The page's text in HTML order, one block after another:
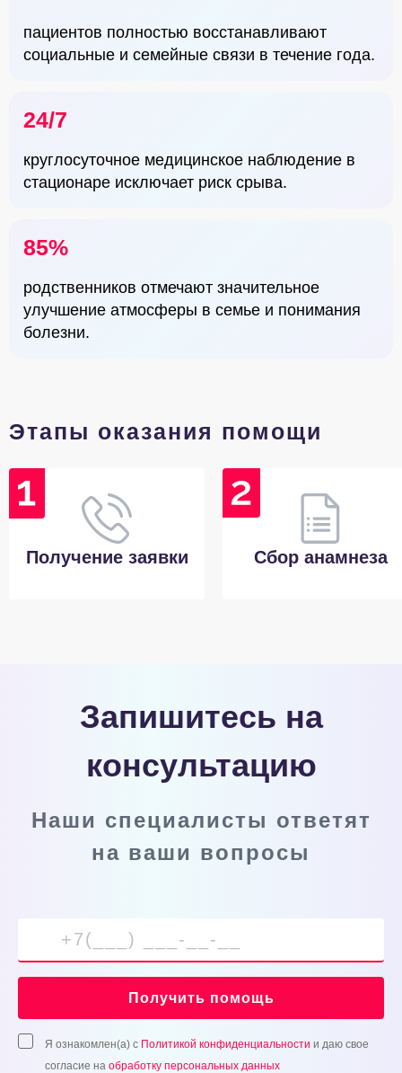
пациентов полностью восстанавливают
социальные и семейные связи в течение года.
24/7
круглосуточное медицинское наблюдение в
стационаре исключает риск срыва.
85%
родственников отмечают значительное
улучшение атмосферы в семье и понимания
болезни.
Этапы оказания помощи
Получение заявки Сбор анамнеза
Запишитесь на
консультацию
Наши специалисты ответят
на ваши вопросы
Получить помощь
Я ознакомлен(а) с Политикой конфиденциальности и даю свое
согласие на обработку персональных данных